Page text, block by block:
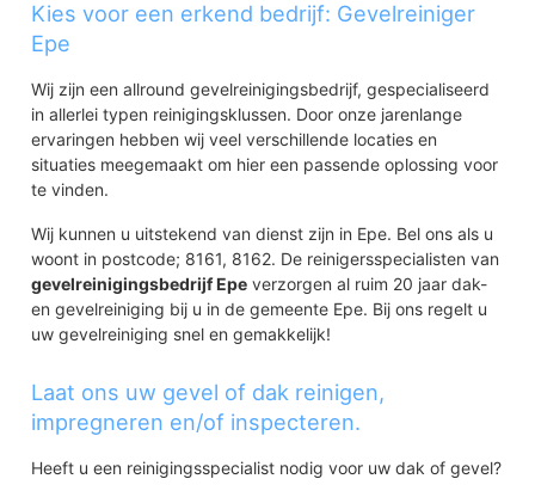
Kies voor een erkend bedrijf: Gevelreiniger
Epe
Wij zijn een allround gevelreinigingsbedrijf, gespecialiseerd
in allerlei typen reinigingsklussen. Door onze jarenlange
ervaringen hebben wij veel verschillende locaties en
situaties meegemaakt om hier een passende oplossing voor
te vinden.
Wij kunnen u uitstekend van dienst zijn in Epe. Bel ons als u
woont in postcode; 8161, 8162. De reinigersspecialisten van
gevelreinigingsbedrijf Epe verzorgen al ruim 20 jaar dak-
en gevelreiniging bij u in de gemeente Epe. Bij ons regelt u
uw gevelreiniging snel en gemakkelijk!
Laat ons uw gevel of dak reinigen,
impregneren en/of inspecteren.
Heeft u een reinigingsspecialist nodig voor uw dak of gevel?